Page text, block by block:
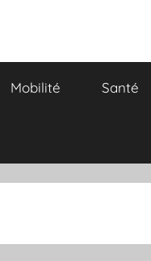
Mobilité Santé